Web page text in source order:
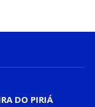
DO PIRIÁ